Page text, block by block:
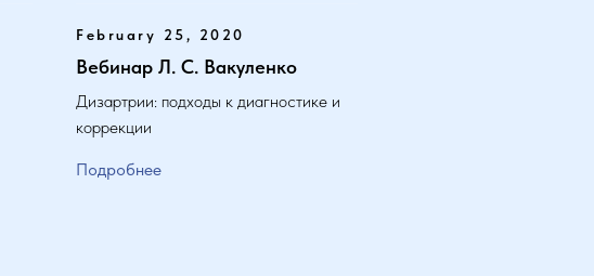
February 25, 2020
Вебинар Л. С. Вакуленко
Дизартрии: подходы к диагностике и
коррекции
Подробнее